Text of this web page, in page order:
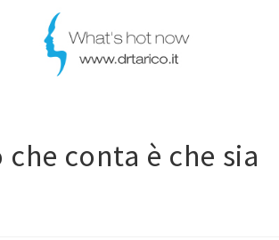
conta è che sia